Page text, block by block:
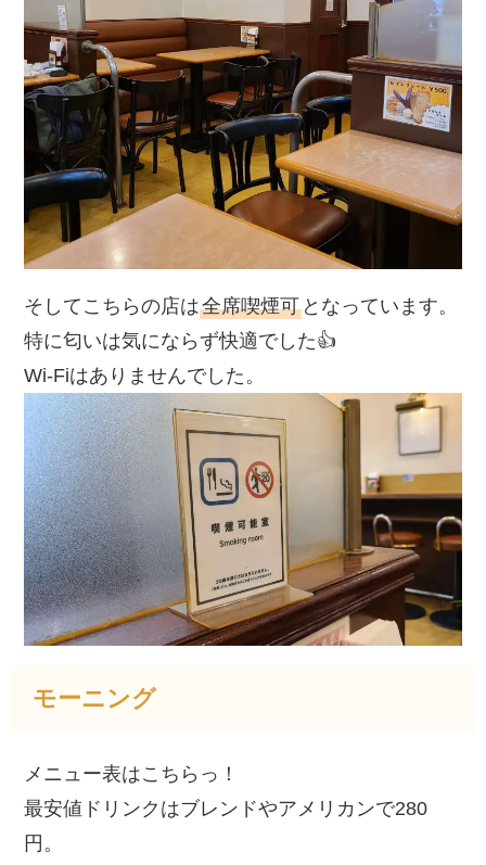
そしてこちらの店は全席喫煙可 となっています。
特に匂いは気にならず快適でした👍
Wi-Fiはありませんでした。
モーニング
メニュー表はこちらっ！
最安値ドリンクはブレンドやアメリカンで280
円。